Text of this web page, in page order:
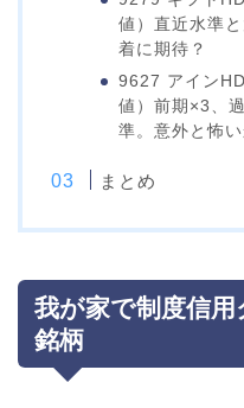
値）直近水準
着に期待？
9627 アイン
値）前期×3、
準。意外と怖
まとめ
我が家で制度信
銘柄